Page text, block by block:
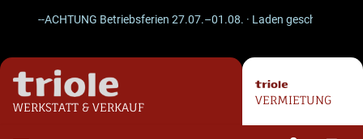
--ACHTUNG Betriebsferien 27.07.–01.08. · Laden geschlossen ·
WERKSTATT & VERKAUF
VERMIETUNG